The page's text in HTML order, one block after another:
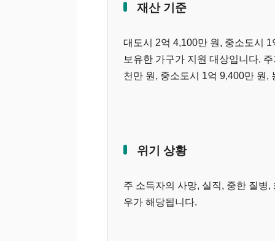
재산 기준
대도시 2억 4,100만 원, 중소도시
보유한 가구가 지원 대상입니다.
천만 원, 중소도시 1억 9,400만 원,
위기 상황
주 소득자의 사망, 실직, 중한 질병
우가 해당됩니다.